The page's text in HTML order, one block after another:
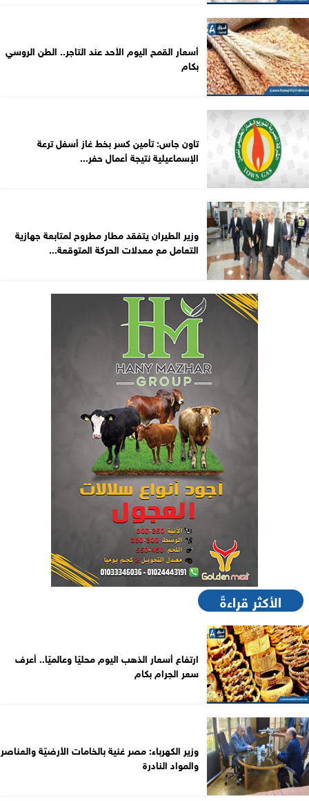
أسعار القمح اليوم الأحد عند التاجر.. الطن الروسي
بكام
تاون جاس: تأمين كسر بخط غاز أسفل ترعة
الإسماعيلية نتيجة أعمال حفر...
وزير الطيران يتفقد مطار مطروح لمتابعة جهازية
التعامل مع معدلات الحركة المتوقعة...
الأكثر قراءةً
ارتفاع أسعار الذهب اليوم محليًا وعالميًا.. أعرف
سعر الجرام بكام
وزير الكهرباء: مصر غنية بالخامات الأرضيّة والعناصر
والمواد النادرة